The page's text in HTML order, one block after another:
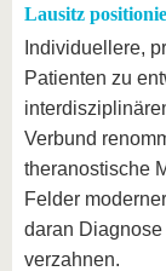
Lausitz
Individuellere,
Patienten zu
Verbund
theranostische
Felder
daran
verzahnen.